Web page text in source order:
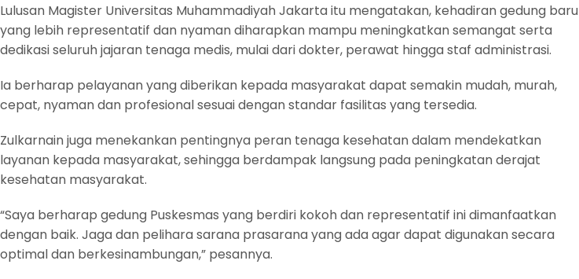
Lulusan Magister Universitas Muhammadiyah Jakarta itu mengatakan, kehadiran gedung baru
yang lebih representatif dan nyaman diharapkan mampu meningkatkan semangat serta
dedikasi seluruh jajaran tenaga medis, mulai dari dokter, perawat hingga staf administrasi.
Ia berharap pelayanan yang diberikan kepada masyarakat dapat semakin mudah, murah,
cepat, nyaman dan profesional sesuai dengan standar fasilitas yang tersedia.
Zulkarnain juga menekankan pentingnya peran tenaga kesehatan dalam mendekatkan
layanan kepada masyarakat, sehingga berdampak langsung pada peningkatan derajat
kesehatan masyarakat.
“Saya berharap gedung Puskesmas yang berdiri kokoh dan representatif ini dimanfaatkan
dengan baik. Jaga dan pelihara sarana prasarana yang ada agar dapat digunakan secara
optimal dan berkesinambungan,” pesannya.